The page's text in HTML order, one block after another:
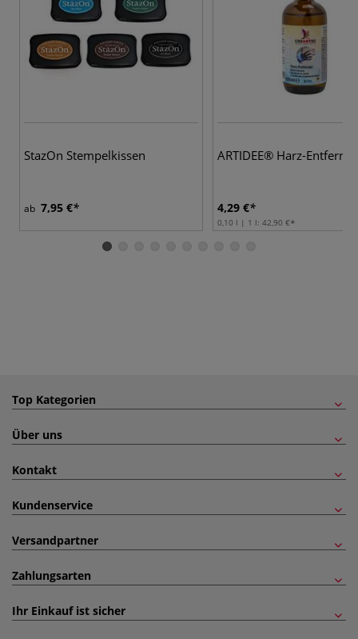
StazOn Stempelkissen
ab 7,95 €
ARTIDEE® Harz-Entferner
4,29 €
0,10 l | 1 l: 42,90 €
Top Kategorien
Über uns
Kontakt
Kundenservice
Versandpartner
Zahlungsarten
Ihr Einkauf ist sicher